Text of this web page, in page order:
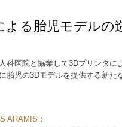
よる胎児モデルの
科医院と協業して3Dプリンタに
胎児の3Dモデルを提供する新た
ARAMIS：